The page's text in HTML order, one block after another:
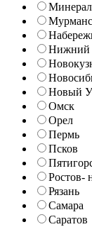
Нижний
Новый
Омск
Орел
Пермь
Псков
Ростов-
Рязань
Самара
Саратов